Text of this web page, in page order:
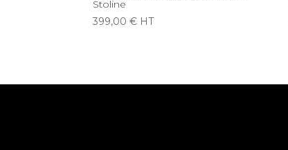
Stoline
399,00€ HT